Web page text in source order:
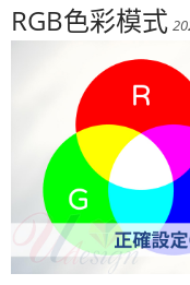
RGB色彩模式